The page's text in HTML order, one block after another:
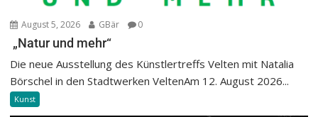
August 5, 2026 GBär 0
„Natur und mehr“
Die neue Ausstellung des Künstlertreffs Velten mit Natalia
Börschel in den Stadtwerken VeltenAm 12. August 2026...
Kunst